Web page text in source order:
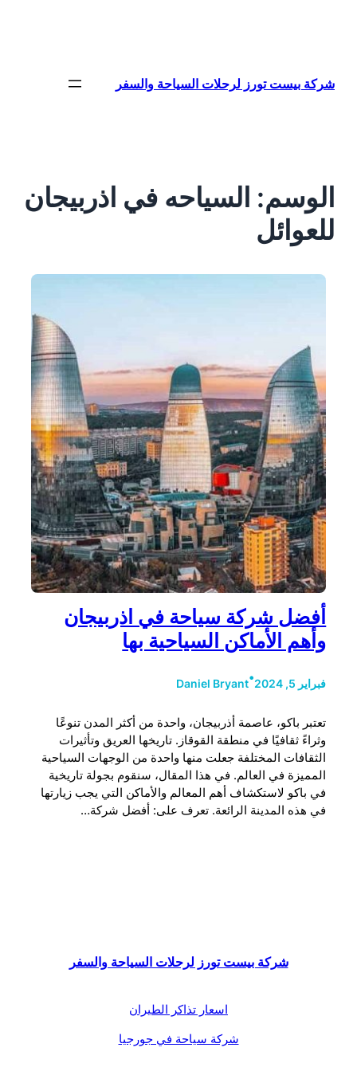
شركة بيست تورز لرحلات السياحة والسفر
الوسم: السياحه في اذربيجان
للعوائل
أفضل شركة سياحة في اذربيجان
وأهم الأماكن السياحية بها
فبراير 5, 2024 •
Daniel Bryant
تعتبر باكو، عاصمة أذربيجان، واحدة من أكثر المدن تنوعًا
وثراءً ثقافيًا في منطقة القوقاز. تاريخها العريق وتأثيرات
الثقافات المختلفة جعلت منها واحدة من الوجهات السياحية
المميزة في العالم. في هذا المقال، سنقوم بجولة تاريخية
في باكو لاستكشاف أهم المعالم والأماكن التي يجب زيارتها
في هذه المدينة الرائعة. تعرف على: أفضل شركة…
شركة بيست تورز لرحلات السياحة والسفر
اسعار تذاكر الطيران
شركة سياحة في جورجيا